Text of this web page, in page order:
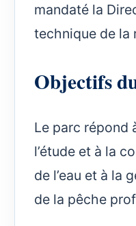
mandaté la
technique de la
Objectifs
Le parc répond
l’étude et à la
de l’eau et à la
de la pêche